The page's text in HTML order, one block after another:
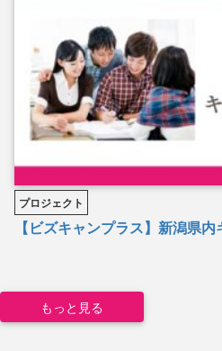
プロジェクト
【ビズキャンプラス】新潟県
もっと見る